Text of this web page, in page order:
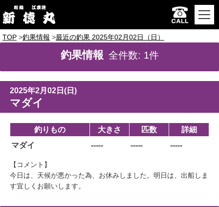
TOP 釣果情報 最近の釣果 2025年02月02日（日）
釣果情報 全件数: 1件
2025年2月02日(日)
マダイ
釣りもの 大きさ 匹数
詳細
マダイ
----- ----- -----
【コメント】
今日は、天候が悪かった為、お休みしました。明日は、出船しま
す宜しくお願いします。